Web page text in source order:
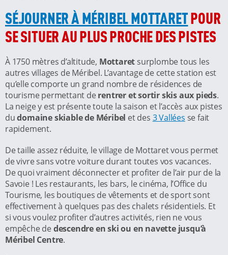
SÉJOURNER À MÉRIBEL MOTTARETPOUR
SE SITUER AU PLUS PROCHE DES PISTES
À 1750 mètres d’altitude, Mottaret surplombe tous les
autres villages de Méribel. L’avantage de cette station est
qu’elle comporte un grand nombre de résidences de
tourisme permettant de rentrer et sortir skis aux pieds.
La neige y est présente toute la saison et l’accès aux pistes
dudomaine skiable de Méribel et des 3 Vallées se fait
rapidement.
De taille assez réduite, le village de Mottaret vous permet
de vivre sans votre voiture durant toutes vos vacances.
De quoi vraiment déconnecter et profiter de l’air pur de la
Savoie ! Les restaurants, les bars, le cinéma, l’Office du
Tourisme, les boutiques de vêtements et de sport sont
effectivement à quelques pas des chalets résidentiels. Et
si vous voulez profiter d’autres activités, rien ne vous
empêche de descendre en ski ou en navette jusqu’à
Méribel Centre.